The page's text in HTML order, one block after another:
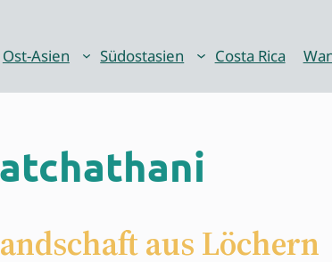
Ost-Asien Südostasien Costa Rica
aus Löchern